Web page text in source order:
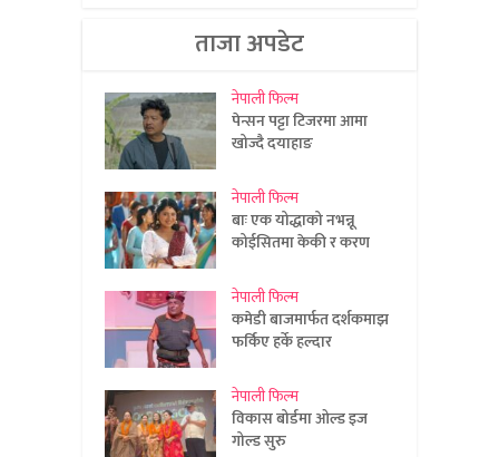
ताजा अपडेट
नेपाली फिल्म
पेन्सन पट्टा टिजरमा आमा
खोज्दै दयाहाङ
नेपाली फिल्म
बाः एक योद्धाको नभन्नू
कोईसितमा केकी र करण
नेपाली फिल्म
कमेडी बाजमार्फत दर्शकमाझ
फर्किए हर्के हल्दार
नेपाली फिल्म
विकास बोर्डमा ओल्ड इज
गोल्ड सुरु